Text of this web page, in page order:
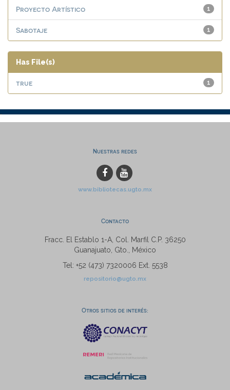
1
Proyecto Artístico
1
Sabotaje
Has File(s)
1
true
Nuestras redes
www.bibliotecas.ugto.mx
Contacto
Fracc. El Establo 1-A, Col. Marfil C.P. 36250
Guanajuato, Gto., México
Tel: +52 (473) 7320006 Ext. 5538
repositorio@ugto.mx
Otros sitios de interés: